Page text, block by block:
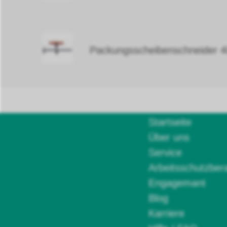
Packungsscheibenschneider
Startseite
Über uns
Service
Engagemant
Blog
Karriere